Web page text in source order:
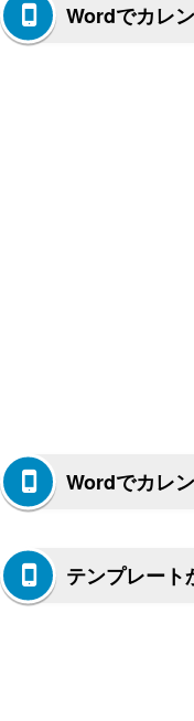
Wordでカレ
Wordでカレ
テンプレート